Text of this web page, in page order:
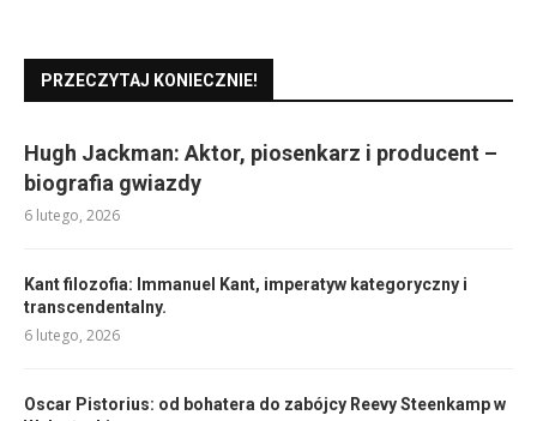
PRZECZYTAJ KONIECZNIE!
Hugh Jackman: Aktor, piosenkarz i producent –
biografia gwiazdy
6 lutego, 2026
Kant filozofia: Immanuel Kant, imperatyw kategoryczny i
transcendentalny.
6 lutego, 2026
Oscar Pistorius: od bohatera do zabójcy Reevy Steenkamp w